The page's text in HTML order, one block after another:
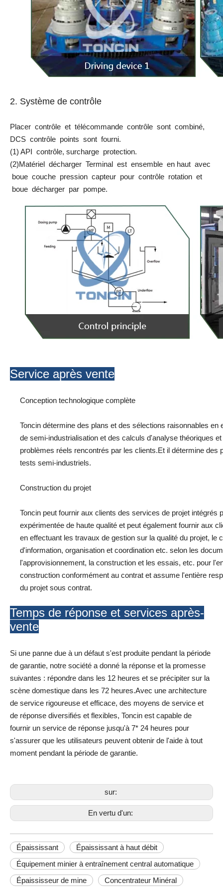
2. Système de contrôle
Placer contrôle et télécommande contrôle sont combiné,
DCS contrôle points sont fourni.
(1) API contrôle, surcharge protection.
(2)Matériel décharger Terminal est ensemble en haut avec
boue couche pression capteur pour contrôle rotation et
boue décharger par pompe.
Service après vente
Conception technologique complète
Toncin détermine des plans et des sélections raisonnables
de semi-industrialisation et des calculs d'analyse théoriques
problèmes réels rencontrés par les clients.Et il détermine
tests semi-industriels.
Construction du projet
Toncin peut fournir aux clients des services de projet
expérimentée de haute qualité et peut également fournir aux
en effectuant les travaux de gestion sur la qualité du projet,
d'information, organisation et coordination etc. selon les
l'approvisionnement, la construction et les essais, etc. pour
construction conformément au contrat et assume l'entière
du projet sous contrat.
Temps de réponse et services après-
vente
Si une panne due à un défaut s'est produite pendant la période
de garantie, notre société a donné la réponse et la promesse
suivantes : répondre dans les 12 heures et se précipiter sur la
scène domestique dans les 72 heures.Avec une architecture
de service rigoureuse et efficace, des moyens de service et
de réponse diversifiés et flexibles, Toncin est capable de
fournir un service de réponse jusqu'à 7* 24 heures pour
s'assurer que les utilisateurs peuvent obtenir de l'aide à tout
moment pendant la période de garantie.
sur:
En vertu d'un:
Épaississant
Épaississant à haut débit
Équipement minier à entraînement central automatique
Épaississeur de mine
Concentrateur Minéral